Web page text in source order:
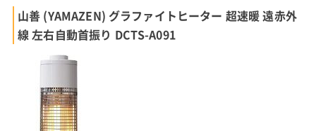
山善 (YAMAZEN) グラファイトヒーター 超速暖 遠赤外
線 左右自動首振り DCTS-A091